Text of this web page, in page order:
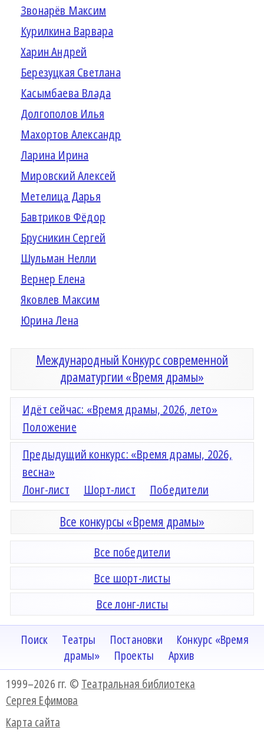
Звонарёв Максим
Курилкина Варвара
Харин Андрей
Березуцкая Светлана
Касымбаева Влада
Долгополов Илья
Махортов Александр
Ларина Ирина
Мировский Алексей
Метелица Дарья
Бавтриков Фёдор
Брусникин Сергей
Шульман Нелли
Вернер Елена
Яковлев Максим
Юрина Лена
Международный Конкурс современной
драматургии «Время драмы»
Идёт сейчас: «Время драмы, 2026, лето»
Положение
Предыдущий конкурс: «Время драмы, 2026,
весна»
Лонг-лист
Шорт-лист Победители
Все конкурсы «Время драмы»
Все победители
Все шорт-листы
Все лонг-листы
Поиск Театры Постановки
Конкурс «Время
драмы»
Проекты
Архив
1999–2026 гг. © Театральная библиотека
Сергея Ефимова
Карта сайта